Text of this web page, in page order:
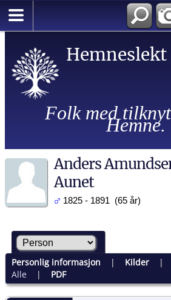
Hemneslekt
Folk med
Hemne.
Anders
Aunet
1825 - 1891 (65 år)
Personlig informasjon | Kilder|
Alle| PDF